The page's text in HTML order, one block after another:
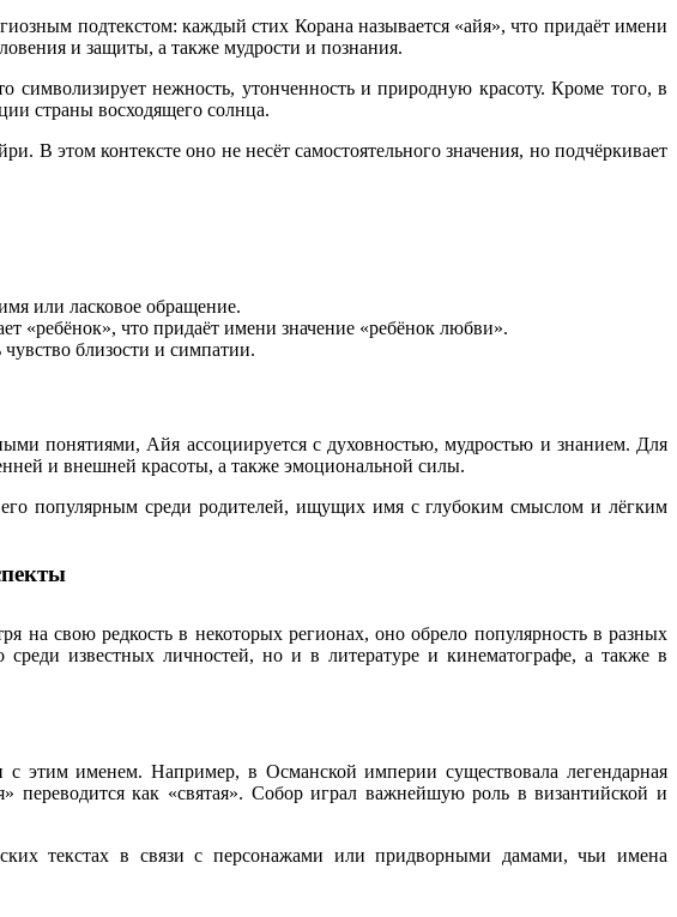
подтекстом: каждый стих Корана называется «айя», что придаёт имени
и защиты, а также мудрости и познания.
символизирует нежность, утонченность и природную красоту. Кроме того, в
страны восходящего солнца.
В этом контексте оно не несёт самостоятельного значения, но подчёркивает
или ласковое обращение.
«ребёнок», что придаёт имени значение «ребёнок любви».
близости и симпатии.
понятиями, Айя ассоциируется с духовностью, мудростью и знанием. Для
и внешней красоты, а также эмоциональной силы.
его популярным среди родителей, ищущих имя с глубоким смыслом и лёгким
свою редкость в некоторых регионах, оно обрело популярность в разных
известных личностей, но и в литературе и кинематографе, а также в
с этим именем. Например, в Османской империи существовала легендарная
как «святая». Собор играл важнейшую роль в византийской и
текстах в связи с персонажами или придворными дамами, чьи имена